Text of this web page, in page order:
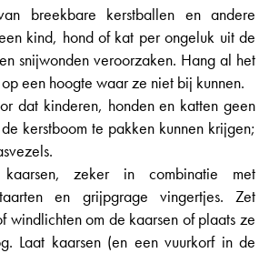
breekbare kerstballen en andere
kind, hond of kat per ongeluk uit de
snijwonden veroorzaken. Hang al het
een hoogte waar ze niet bij kunnen.
dat kinderen, honden en katten geen
kerstboom te pakken kunnen krijgen;
zeker in combinatie met
en grijpgrage vingertjes. Zet
windlichten om de kaarsen of plaats ze
Laat kaarsen (en een vuurkorf in de